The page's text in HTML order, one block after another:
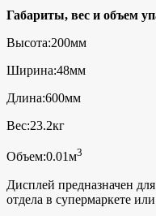
Габариты, вес и объем
Высота:200мм
Ширина:48мм
Длина:600мм
Вес:23.2кг
Объем:0.01м3
Дисплей предназначен
отдела в супермаркете